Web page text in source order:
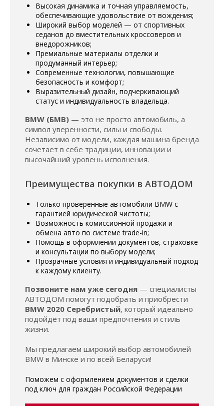
Высокая динамика и точная управляемость,
обеспечивающие удовольствие от вождения;
Широкий выбор моделей — от спортивных
седанов до вместительных кроссоверов и
внедорожников;
Премиальные материалы отделки и
продуманный интерьер;
Современные технологии, повышающие
безопасность и комфорт;
Выразительный дизайн, подчеркивающий
статус и индивидуальность владельца.
BMW (БМВ) — это не просто автомобиль, а
символ уверенности, силы и свободы.
Независимо от модели, каждая машина бренда
сочетает в себе традиции, инновации и
высочайший уровень исполнения.
Преимущества покупки в АВТОДОМ
Только проверенные автомобили BMW с
гарантией юридической чистоты;
Возможность комиссионной продажи и
обмена авто по системе trade-in;
Помощь в оформлении документов, страховке
и консультации по выбору модели;
Прозрачные условия и индивидуальный подход
к каждому клиенту.
Позвоните нам уже сегодня — специалисты
АВТОДОМ помогут подобрать и приобрести
BMW 2020 Серебристый, который идеально
подойдёт под ваши предпочтения и стиль
жизни.
Мы предлагаем широкий выбор автомобилей
BMW в Минске и по всей Беларуси!
Поможем с оформлением документов и сделки
под ключ для граждан Российской Федерации